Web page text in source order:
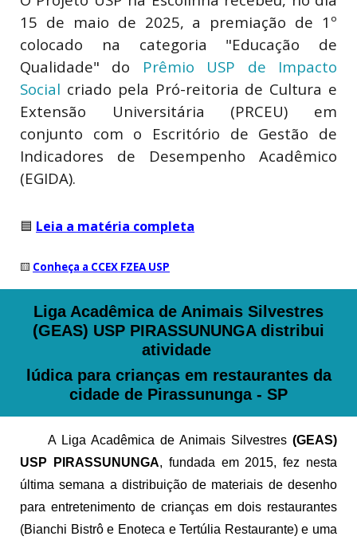
15 de maio de 2025, a premiação de 1º
colocado na categoria "Educação de
Qualidade" do Prêmio USP de Impacto
Social criado pela Pró-reitoria de Cultura e
Extensão Universitária (PRCEU) em
conjunto com o Escritório de Gestão de
Indicadores de Desempenho Acadêmico
(EGIDA).
🟦 Leia a matéria completa
🟨 Conheça a CCEX FZEA USP
Liga Acadêmica de Animais Silvestres
(GEAS) USP PIRASSUNUNGA distribui
atividade
lúdica para crianças em restaurantes da
cidade de Pirassununga - SP
A Liga Acadêmica de Animais Silvestres(GEAS)
USP PIRASSUNUNGA, fundada em 2015, fez nesta
última semana a distribuição de materiais de desenho
para entretenimento de crianças em dois restaurantes
(Bianchi Bistrô e Enoteca e Tertúlia Restaurante) e uma